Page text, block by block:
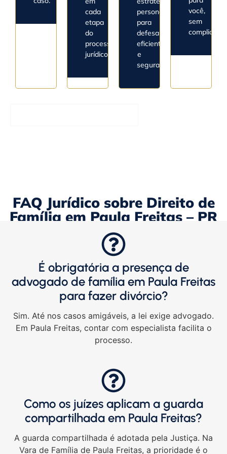
cada
etapa
do
processo
jurídico.
personalizado
para
defesa
eficiente
e
segura.
você,
sem
FAQ Jurídico sobre Direito de
Família em Paula Freitas – PR
É obrigatória a presença de
advogado de família em Paula Freitas
para fazer divórcio?
Sim. Até nos casos amigáveis, a lei exige advogado.
Em Paula Freitas, contar com especialista facilita o
processo.
Como os juízes aplicam a guarda
compartilhada em Paula Freitas?
A guarda compartilhada é adotada pela Justiça. Na
Vara de Família de Paula Freitas, a prioridade é o